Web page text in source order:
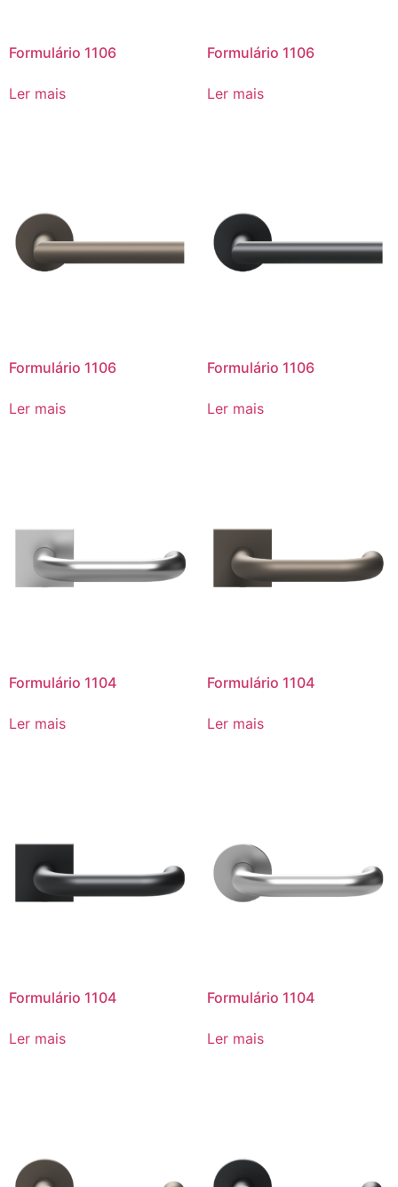
Formulário 1106
Ler mais
Formulário 1106
Ler mais
Formulário 1106
Ler mais
Formulário 1106
Ler mais
Formulário 1104
Ler mais
Formulário 1104
Ler mais
Formulário 1104
Ler mais
Formulário 1104
Ler mais